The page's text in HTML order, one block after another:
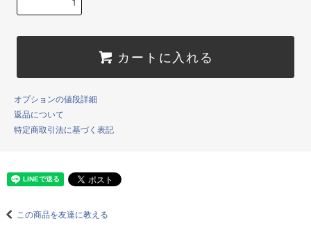
カートに入れる
オプションの値段詳細
返品について
特定商取引法に基づく表記
この商品を友達に教える